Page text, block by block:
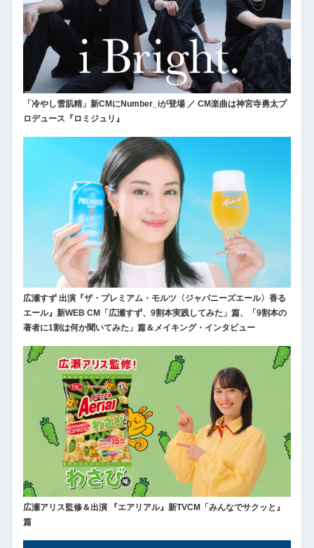
「冷やし雪肌精」新CMにNumber_iが登場 ／ CM楽曲は神宮寺勇太プ
ロデュース『ロミジュリ』
広瀬すず 出演『ザ・プレミアム・モルツ〈ジャパニーズエール〉香る
エール』新WEB CM「広瀬すず、9割本実践してみた」篇、「9割本の
著者に1割は何か聞いてみた」篇＆メイキング・インタビュー
広瀬アリス監修＆出演 『エアリアル』新TVCM「みんなでサクッと』
篇